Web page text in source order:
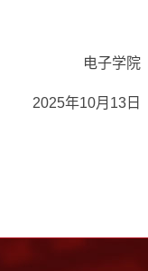
电子学院
2025年10月13日